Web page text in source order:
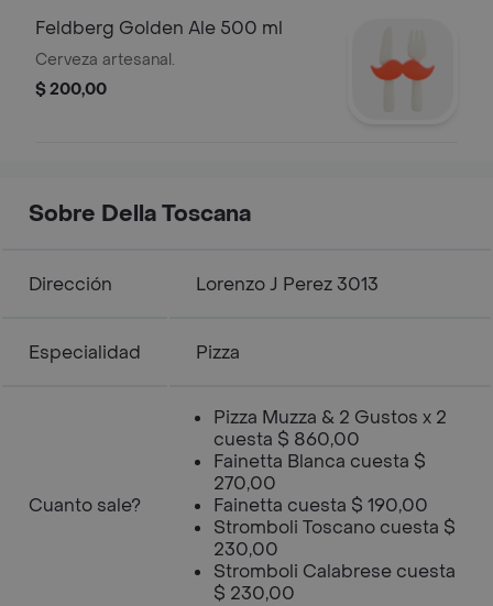
Feldberg Golden Ale 500 ml
Cerveza artesanal.
$ 200,00
Sobre Della Toscana
Dirección Lorenzo J Perez 3013
Especialidad Pizza
Cuanto sale?
Pizza Muzza & 2 Gustos x 2
cuesta $ 860,00
Fainetta Blanca cuesta $
270,00
Fainetta cuesta $ 190,00
Stromboli Toscano cuesta $
230,00
Stromboli Calabrese cuesta
$ 230,00